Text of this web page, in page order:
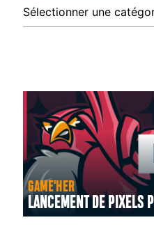
GAME'HER
LANCEMENT DE PIXELS